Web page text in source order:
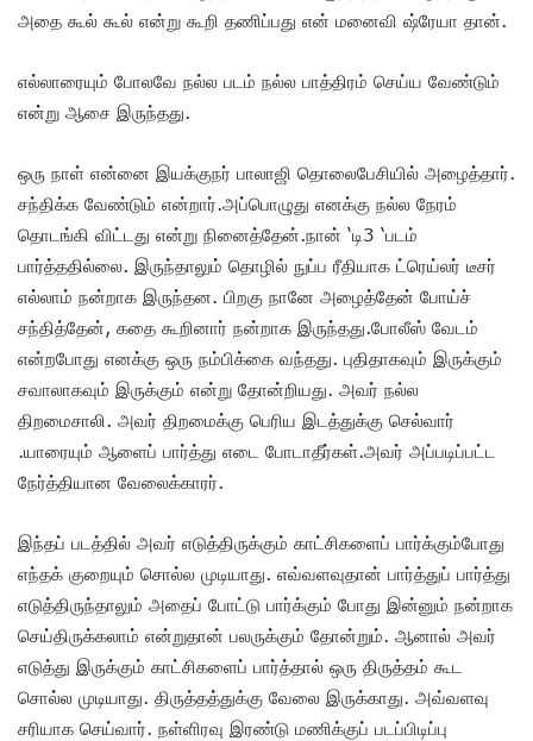
அதை கூல் கூல் என்று கூறி தணிப்பது என் மனைவி ஷ்ரேயா தான்.
எல்லாரையும் போலவே நல்ல படம் நல்ல பாத்திரம் செய்ய வேண்டும்
என்று ஆசை இருந்தது.
ஒரு நாள் என்னை இயக்குநர் பாலாஜி தொலைபேசியில் அழைத்தார்.
சந்திக்க வேண்டும் என்றார்.அப்பொழுது எனக்கு நல்ல நேரம்
தொடங்கி விட்டது என்று நினைத்தேன்.நான் ‘டி3 ‘படம்
பார்த்ததில்லை. இருந்தாலும் தொழில் நுப்ப ரீதியாக ட்ரெய்லர் டீசர்
எல்லாம் நன்றாக இருந்தன. பிறகு நானே அழைத்தேன் போய்ச்
சந்தித்தேன், கதை கூறினார் நன்றாக இருந்தது.போலீஸ் வேடம்
என்றபோது எனக்கு ஒரு நம்பிக்கை வந்தது. புதிதாகவும் இருக்கும்
சவாலாகவும் இருக்கும் என்று தோன்றியது. அவர் நல்ல
திறமைசாலி. அவர் திறமைக்கு பெரிய இடத்துக்கு செல்வார்
.யாரையும் ஆளைப் பார்த்து எடை போடாதீர்கள்.அவர் அப்படிப்பட்ட
நேர்த்தியான வேலைக்காரர்.
இந்தப் படத்தில் அவர் எடுத்திருக்கும் காட்சிகளைப் பார்க்கும்போது
எந்தக் குறையும் சொல்ல முடியாது. எவ்வளவுதான் பார்த்துப் பார்த்து
எடுத்திருந்தாலும் அதைப் போட்டு பார்க்கும் போது இன்னும் நன்றாக
செய்திருக்கலாம் என்றுதான் பலருக்கும் தோன்றும். ஆனால் அவர்
எடுத்து இருக்கும் காட்சிகளைப் பார்த்தால் ஒரு திருத்தம் கூட
சொல்ல முடியாது. திருத்தத்துக்கு வேலை இருக்காது. அவ்வளவு
சரியாக செய்வார். நள்ளிரவு இரண்டு மணிக்குப் படப்பிடிப்பு